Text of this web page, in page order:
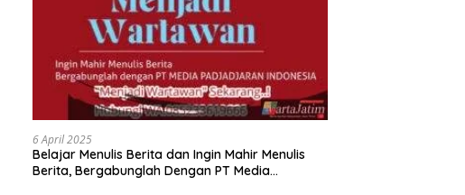
6 April 2025
Belajar Menulis Berita dan Ingin Mahir Menulis
Berita, Bergabunglah Dengan PT Media